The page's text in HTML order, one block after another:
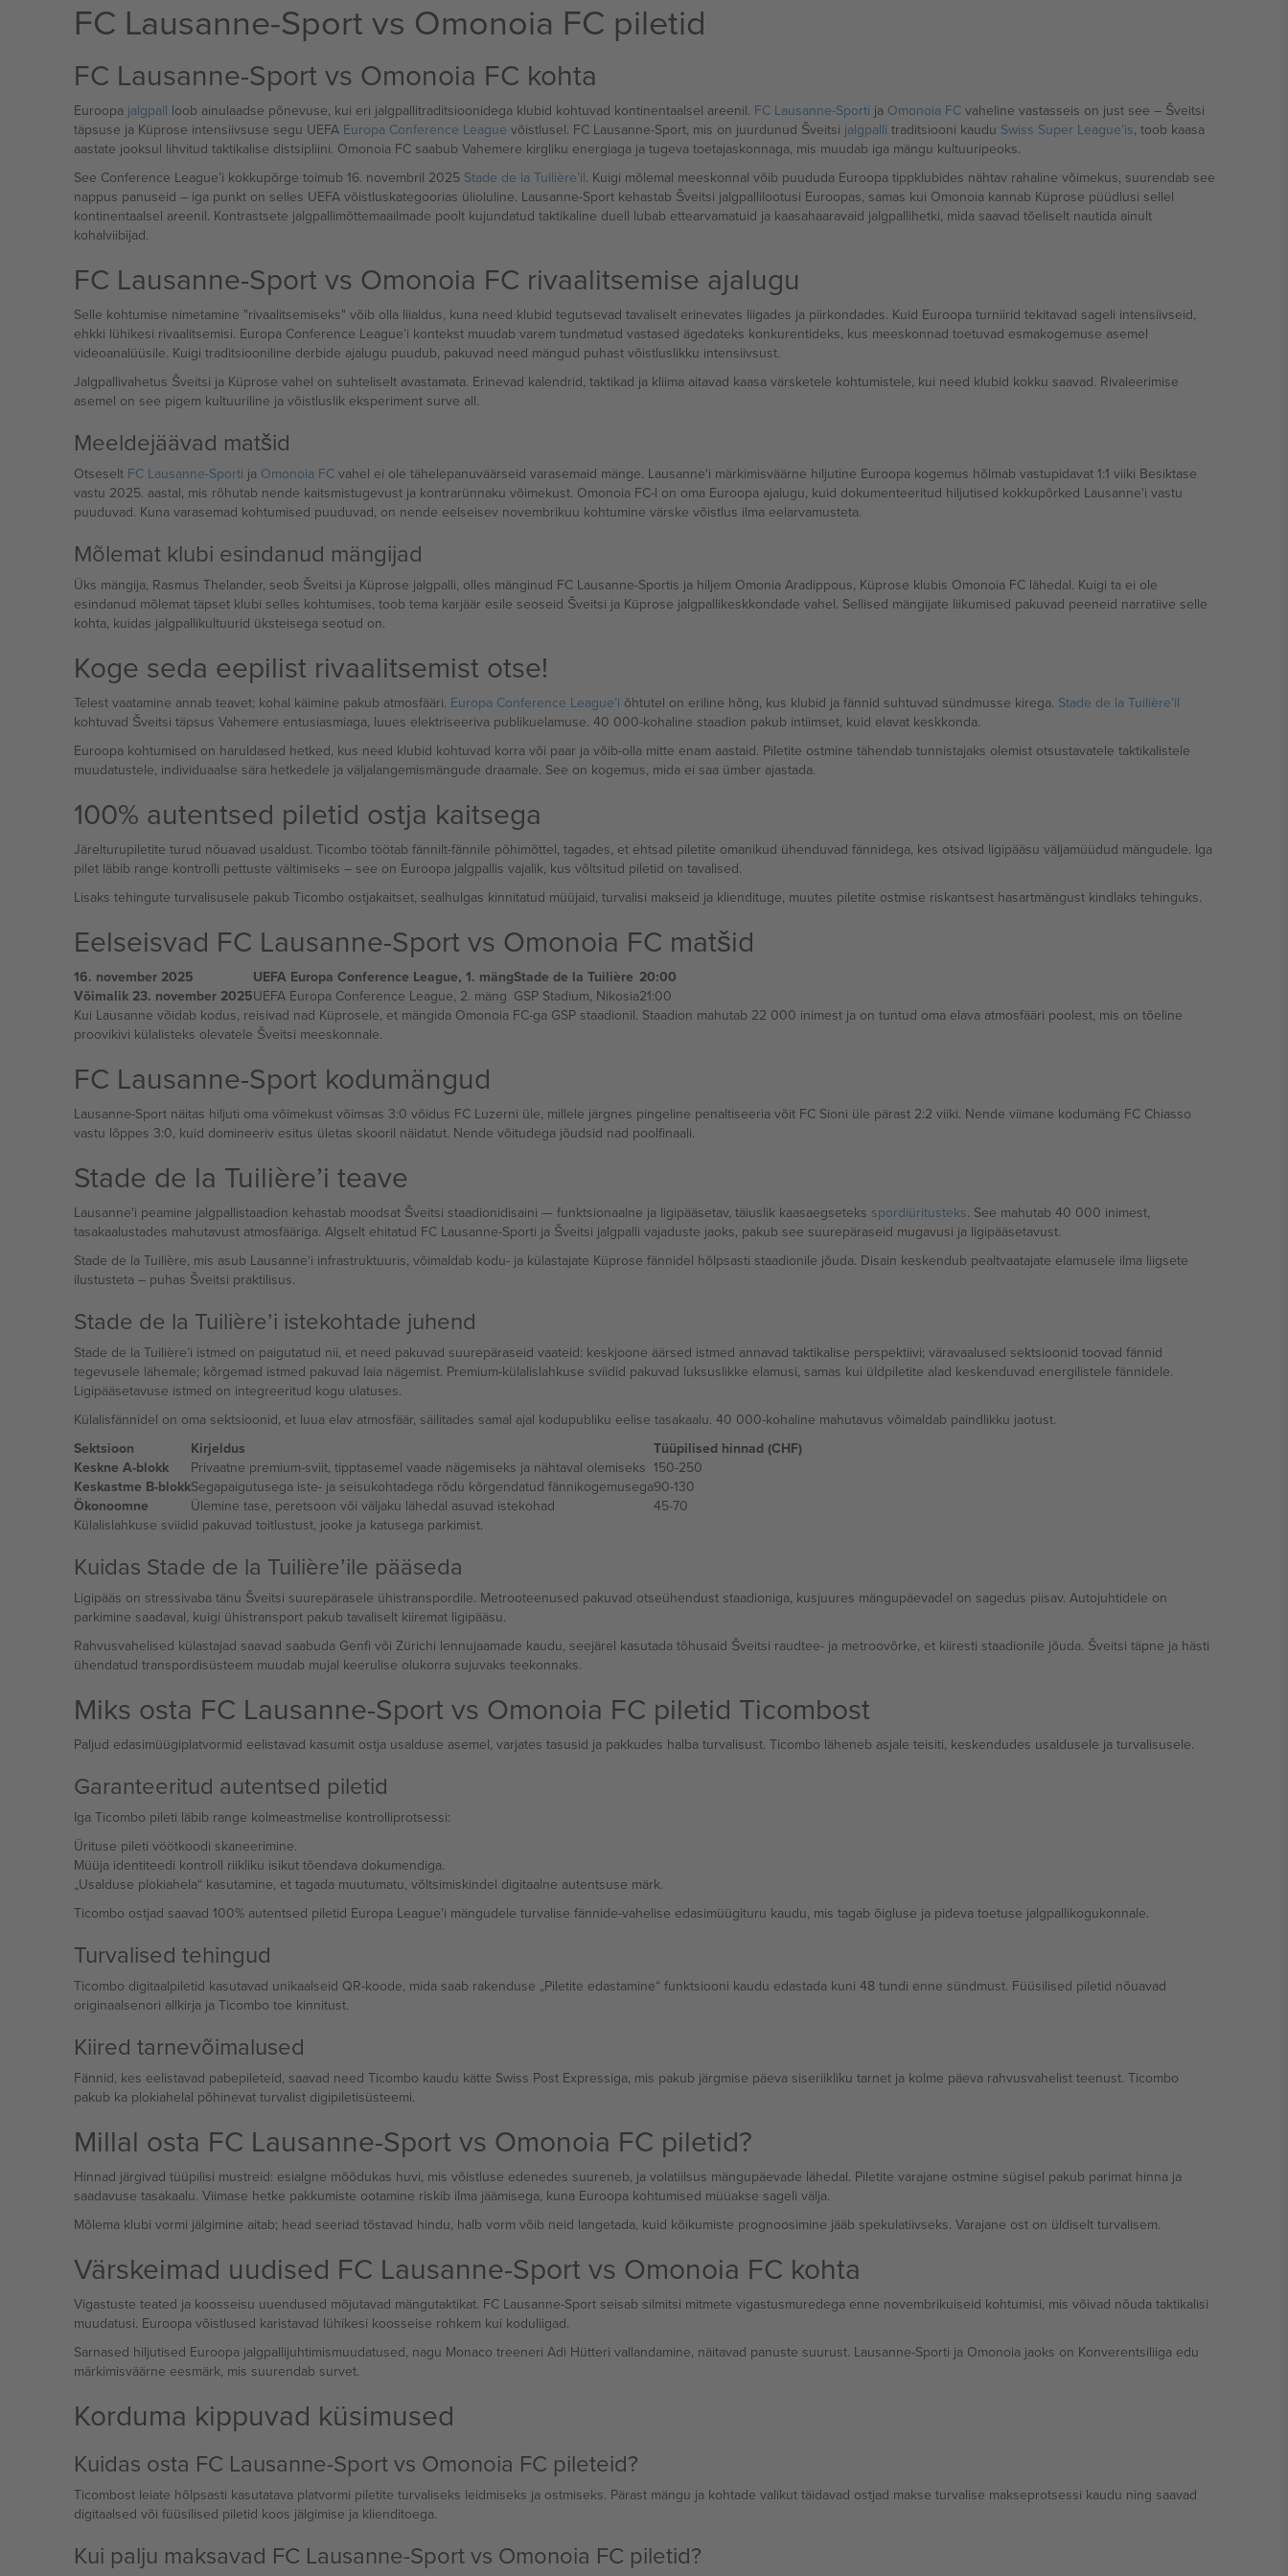
FC Lausanne-Sport vs Omonoia FC piletid
FC Lausanne-Sport vs Omonoia FC kohta
Euroopa jalgpall loob ainulaadse põnevuse, kui eri jalgpallitraditsioonidega klubid kohtuvad kontinentaalsel areenil. FC Lausanne-Sporti ja Omonoia FCvaheline vastasseis on just see – Šveitsi
täpsuse ja Küprose intensiivsuse segu UEFA Europa Conference League võistlusel. FC Lausanne-Sport, mis on juurdunud Šveitsi jalgpalli traditsiooni kaudu Swiss Super League’is, toob kaasa
aastate jooksul lihvitud taktikalise distsipliini. Omonoia FC saabub Vahemere kirgliku energiaga ja tugeva toetajaskonnaga, mis muudab iga mängu kultuuripeoks.
See Conference League’i kokkupõrge toimub 16. novembril 2025 Stade de la Tuilière’il. Kuigi mõlemal meeskonnal võib puududa Euroopa tippklubides nähtav rahaline võimekus, suurendab see
nappus panuseid – iga punkt on selles UEFA võistluskategoorias ülioluline. Lausanne-Sport kehastab Šveitsi jalgpallilootusi Euroopas, samas kui Omonoia kannab Küprose püüdlusi sellel
kontinentaalsel areenil. Kontrastsete jalgpallimõttemaailmade poolt kujundatud taktikaline duell lubab ettearvamatuid ja kaasahaaravaid jalgpallihetki, mida saavad tõeliselt nautida ainult
kohalviibijad.
FC Lausanne-Sport vs Omonoia FC rivaalitsemise ajalugu
Selle kohtumise nimetamine "rivaalitsemiseks" võib olla liialdus, kuna need klubid tegutsevad tavaliselt erinevates liigades ja piirkondades. Kuid Euroopa turniirid tekitavad sageli intensiivseid,
ehkki lühikesi rivaalitsemisi. Europa Conference League’i kontekst muudab varem tundmatud vastased ägedateks konkurentideks, kus meeskonnad toetuvad esmakogemuse asemel
videoanalüüsile. Kuigi traditsiooniline derbide ajalugu puudub, pakuvad need mängud puhast võistluslikku intensiivsust.
Jalgpallivahetus Šveitsi ja Küprose vahel on suhteliselt avastamata. Erinevad kalendrid, taktikad ja kliima aitavad kaasa värsketele kohtumistele, kui need klubid kokku saavad. Rivaleerimise
asemel on see pigem kultuuriline ja võistluslik eksperiment surve all.
Meeldejäävad matšid
Otseselt FC Lausanne-Sporti ja Omonoia FCvahel ei ole tähelepanuväärseid varasemaid mänge. Lausanne'i märkimisväärne hiljutine Euroopa kogemus hõlmab vastupidavat 1:1 viiki Besiktase
vastu 2025. aastal, mis rõhutab nende kaitsmistugevust ja kontrarünnaku võimekust. Omonoia FC-l on oma Euroopa ajalugu, kuid dokumenteeritud hiljutised kokkupõrked Lausanne'i vastu
puuduvad. Kuna varasemad kohtumised puuduvad, on nende eelseisev novembrikuu kohtumine värske võistlus ilma eelarvamusteta.
Mõlemat klubi esindanud mängijad
Üks mängija, Rasmus Thelander, seob Šveitsi ja Küprose jalgpalli, olles mänginud FC Lausanne-Sportis ja hiljem Omonia Aradippous, Küprose klubis Omonoia FC lähedal. Kuigi ta ei ole
esindanud mõlemat täpset klubi selles kohtumises, toob tema karjäär esile seoseid Šveitsi ja Küprose jalgpallikeskkondade vahel. Sellised mängijate liikumised pakuvad peeneid narratiive selle
kohta, kuidas jalgpallikultuurid üksteisega seotud on.
Koge seda eepilist rivaalitsemist otse!
Telest vaatamine annab teavet; kohal käimine pakub atmosfääri. Europa Conference League’i õhtutel on eriline hõng, kus klubid ja fännid suhtuvad sündmusse kirega. Stade de la Tuilière’il
kohtuvad Šveitsi täpsus Vahemere entusiasmiaga, luues elektriseeriva publikuelamuse. 40 000-kohaline staadion pakub intiimset, kuid elavat keskkonda.
Euroopa kohtumised on haruldased hetked, kus need klubid kohtuvad korra või paar ja võib-olla mitte enam aastaid. Piletite ostmine tähendab tunnistajaks olemist otsustavatele taktikalistele
muudatustele, individuaalse sära hetkedele ja väljalangemismängude draamale. See on kogemus, mida ei saa ümber ajastada.
100% autentsed piletid ostja kaitsega
Järelturupiletite turud nõuavad usaldust. Ticombo töötab fännilt-fännile põhimõttel, tagades, et ehtsad piletite omanikud ühenduvad fännidega, kes otsivad ligipääsu väljamüüdud mängudele. Iga
pilet läbib range kontrolli pettuste vältimiseks – see on Euroopa jalgpallis vajalik, kus võltsitud piletid on tavalised.
Lisaks tehingute turvalisusele pakub Ticombo ostjakaitset, sealhulgas kinnitatud müüjaid, turvalisi makseid ja kliendituge, muutes piletite ostmise riskantsest hasartmängust kindlaks tehinguks.
Eelseisvad FC Lausanne-Sport vs Omonoia FC matšid
16. november 2025 UEFA Europa Conference League, 1. mängStade de la Tuilière 20:00
Võimalik 23. november 2025UEFA Europa Conference League, 2. mäng GSP Stadium, Nikosia21:00
Kui Lausanne võidab kodus, reisivad nad Küprosele, et mängida Omonoia FC-ga GSP staadionil. Staadion mahutab 22 000 inimest ja on tuntud oma elava atmosfääri poolest, mis on tõeline
proovikivi külalisteks olevatele Šveitsi meeskonnale.
FC Lausanne-Sport kodumängud
Lausanne-Sport näitas hiljuti oma võimekust võimsas 3:0 võidus FC Luzerni üle, millele järgnes pingeline penaltiseeria võit FC Sioni üle pärast 2:2 viiki. Nende viimane kodumäng FC Chiasso
vastu lõppes 3:0, kuid domineeriv esitus ületas skooril näidatut. Nende võitudega jõudsid nad poolfinaali.
Stade de la Tuilière’i teave
Lausanne'i peamine jalgpallistaadion kehastab moodsat Šveitsi staadionidisaini — funktsionaalne ja ligipääsetav, täiuslik kaasaegseteks spordiüritusteks. See mahutab 40 000 inimest,
tasakaalustades mahutavust atmosfääriga. Algselt ehitatud FC Lausanne-Sporti ja Šveitsi jalgpalli vajaduste jaoks, pakub see suurepäraseid mugavusi ja ligipääsetavust.
Stade de la Tuilière, mis asub Lausanne'i infrastruktuuris, võimaldab kodu- ja külastajate Küprose fännidel hõlpsasti staadionile jõuda. Disain keskendub pealtvaatajate elamusele ilma liigsete
ilustusteta – puhas Šveitsi praktilisus.
Stade de la Tuilière’i istekohtade juhend
Stade de la Tuilière’i istmed on paigutatud nii, et need pakuvad suurepäraseid vaateid: keskjoone äärsed istmed annavad taktikalise perspektiivi; väravaalused sektsioonid toovad fännid
tegevusele lähemale; kõrgemad istmed pakuvad laia nägemist. Premium-külalislahkuse sviidid pakuvad luksuslikke elamusi, samas kui üldpiletite alad keskenduvad energilistele fännidele.
Ligipääsetavuse istmed on integreeritud kogu ulatuses.
Külalisfännidel on oma sektsioonid, et luua elav atmosfäär, säilitades samal ajal kodupubliku eelise tasakaalu. 40 000-kohaline mahutavus võimaldab paindlikku jaotust.
Sektsioon
Kirjeldus
Tüüpilised hinnad (CHF)
Keskne A-blokk
Privaatne premium-sviit, tipptasemel vaade nägemiseks ja nähtaval olemiseks 150-250
Keskastme B-blokkSegapaigutusega iste- ja seisukohtadega rõdu kõrgendatud fännikogemusega90-130
Ökonoomne
Ülemine tase, peretsoon või väljaku lähedal asuvad istekohad
45-70
Külalislahkuse sviidid pakuvad toitlustust, jooke ja katusega parkimist.
Kuidas Stade de la Tuilière’ile pääseda
Ligipääs on stressivaba tänu Šveitsi suurepärasele ühistranspordile. Metrooteenused pakuvad otseühendust staadioniga, kusjuures mängupäevadel on sagedus piisav. Autojuhtidele on
parkimine saadaval, kuigi ühistransport pakub tavaliselt kiiremat ligipääsu.
Rahvusvahelised külastajad saavad saabuda Genfi või Zürichi lennujaamade kaudu, seejärel kasutada tõhusaid Šveitsi raudtee- ja metroovõrke, et kiiresti staadionile jõuda. Šveitsi täpne ja hästi
ühendatud transpordisüsteem muudab mujal keerulise olukorra sujuvaks teekonnaks.
Miks osta FC Lausanne-Sport vs Omonoia FC piletid Ticombost
Paljud edasimüügiplatvormid eelistavad kasumit ostja usalduse asemel, varjates tasusid ja pakkudes halba turvalisust. Ticombo läheneb asjale teisiti, keskendudes usaldusele ja turvalisusele.
Garanteeritud autentsed piletid
Iga Ticombo pileti läbib range kolmeastmelise kontrolliprotsessi:
Ürituse pileti vöötkoodi skaneerimine.
Müüja identiteedi kontroll riikliku isikut tõendava dokumendiga.
„Usalduse plokiahela“ kasutamine, et tagada muutumatu, võltsimiskindel digitaalne autentsuse märk.
Ticombo ostjad saavad 100% autentsed piletid Europa League'i mängudele turvalise fännide-vahelise edasimüügituru kaudu, mis tagab õigluse ja pideva toetuse jalgpallikogukonnale.
Turvalised tehingud
Ticombo digitaalpiletid kasutavad unikaalseid QR-koode, mida saab rakenduse „Piletite edastamine“ funktsiooni kaudu edastada kuni 48 tundi enne sündmust. Füüsilised piletid nõuavad
originaalsenori allkirja ja Ticombo toe kinnitust.
Kiired tarnevõimalused
Fännid, kes eelistavad pabepileteid, saavad need Ticombo kaudu kätte Swiss Post Expressiga, mis pakub järgmise päeva siseriikliku tarnet ja kolme päeva rahvusvahelist teenust. Ticombo
pakub ka plokiahelal põhinevat turvalist digipiletisüsteemi.
Millal osta FC Lausanne-Sport vs Omonoia FC piletid?
Hinnad järgivad tüüpilisi mustreid: esialgne mõõdukas huvi, mis võistluse edenedes suureneb, ja volatiilsus mängupäevade lähedal. Piletite varajane ostmine sügisel pakub parimat hinna ja
saadavuse tasakaalu. Viimase hetke pakkumiste ootamine riskib ilma jäämisega, kuna Euroopa kohtumised müüakse sageli välja.
Mõlema klubi vormi jälgimine aitab; head seeriad tõstavad hindu, halb vorm võib neid langetada, kuid kõikumiste prognoosimine jääb spekulatiivseks. Varajane ost on üldiselt turvalisem.
Värskeimad uudised FC Lausanne-Sport vs Omonoia FC kohta
Vigastuste teated ja koosseisu uuendused mõjutavad mängutaktikat. FC Lausanne-Sport seisab silmitsi mitmete vigastusmuredega enne novembrikuiseid kohtumisi, mis võivad nõuda taktikalisi
muudatusi. Euroopa võistlused karistavad lühikesi koosseise rohkem kui koduliigad.
Sarnased hiljutised Euroopa jalgpallijuhtimismuudatused, nagu Monaco treeneri Adi Hütteri vallandamine, näitavad panuste suurust. Lausanne-Sporti ja Omonoia jaoks on Konverentsiliiga edu
märkimisväärne eesmärk, mis suurendab survet.
Korduma kippuvad küsimused
Kuidas osta FC Lausanne-Sport vs Omonoia FC pileteid?
Ticombost leiate hõlpsasti kasutatava platvormi piletite turvaliseks leidmiseks ja ostmiseks. Pärast mängu ja kohtade valikut täidavad ostjad makse turvalise makseprotsessi kaudu ning saavad
digitaalsed või füüsilised piletid koos jälgimise ja klienditoega.
Kui palju maksavad FC Lausanne-Sport vs Omonoia FC piletid?